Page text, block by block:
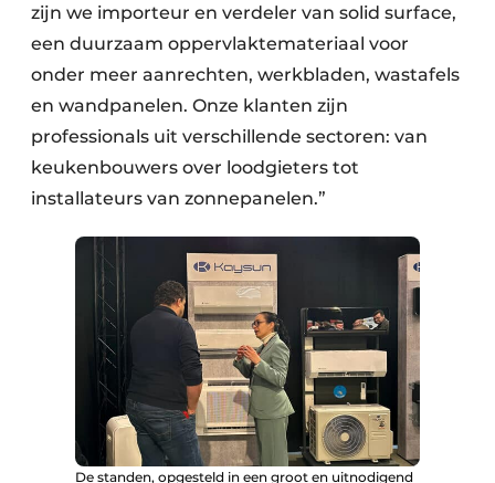
zijn we importeur en verdeler van solid surface,
een duurzaam oppervlaktemateriaal voor
onder meer aanrechten, werkbladen, wastafels
en wandpanelen. Onze klanten zijn
professionals uit verschillende sectoren: van
keukenbouwers over loodgieters tot
installateurs van zonnepanelen.”
De standen, opgesteld in een groot en uitnodigend